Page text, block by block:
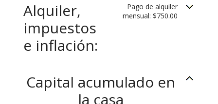
Alquiler,
impuestos
e inflación:
Pago de alquiler
mensual: $750.00
Capital acumulado en
la casa